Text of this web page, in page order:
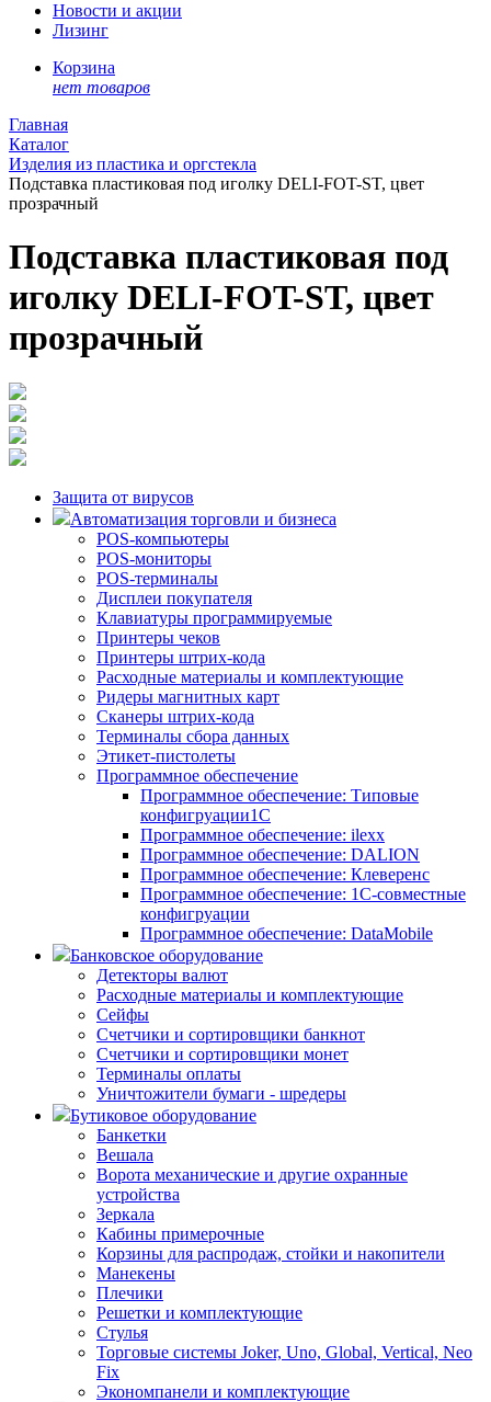
Новости и акции
Лизинг
Корзина
нет товаров
Главная
Каталог
Изделия из пластика и оргстекла
Подставка пластиковая под иголку DELI-FOT-ST, цвет
прозрачный
Подставка пластиковая под
иголку DELI-FOT-ST, цвет
прозрачный
Защита от вирусов
Автоматизация торговли и бизнеса
POS-компьютеры
POS-мониторы
POS-терминалы
Дисплеи покупателя
Клавиатуры программируемые
Принтеры чеков
Принтеры штрих-кода
Расходные материалы и комплектующие
Ридеры магнитных карт
Сканеры штрих-кода
Терминалы сбора данных
Этикет-пистолеты
Программное обеспечение
Программное обеспечение: Типовые
конфигруации1С
Программное обеспечение: ilexx
Программное обеспечение: DALION
Программное обеспечение: Клеверенс
Программное обеспечение: 1С-совместные
конфигруации
Программное обеспечение: DataMobile
Банковское оборудование
Детекторы валют
Расходные материалы и комплектующие
Сейфы
Счетчики и сортировщики банкнот
Счетчики и сортировщики монет
Терминалы оплаты
Уничтожители бумаги - шредеры
Бутиковое оборудование
Банкетки
Вешала
Ворота механические и другие охранные
устройства
Зеркала
Кабины примерочные
Корзины для распродаж, стойки и накопители
Манекены
Плечики
Решетки и комплектующие
Стулья
Торговые системы Joker, Uno, Global, Vertical, Neo
Fix
Экономпанели и комплектующие